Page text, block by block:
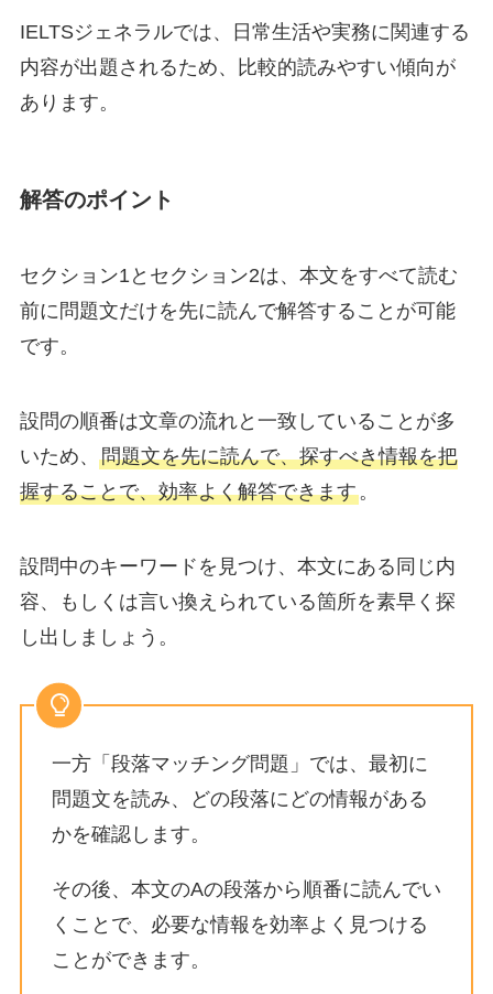
IELTSジェネラルでは、日常生活や実務に関連する
内容が出題されるため、比較的読みやすい傾向が
あります。
解答のポイント
セクション1とセクション2は、本文をすべて読む
前に問題文だけを先に読んで解答することが可能
です。
設問の順番は文章の流れと一致していることが多
いため、 問題文を先に読んで、探すべき情報を把
握することで、効率よく解答できます。
設問中のキーワードを見つけ、本文にある同じ内
容、もしくは言い換えられている箇所を素早く探
し出しましょう。
一方「段落マッチング問題」では、最初に
問題文を読み、どの段落にどの情報がある
かを確認します。
その後、本文のAの段落から順番に読んでい
くことで、必要な情報を効率よく見つける
ことができます。